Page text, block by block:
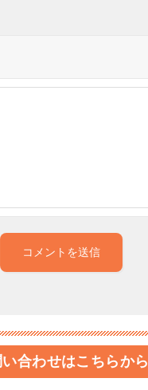
い合わせはこちらから